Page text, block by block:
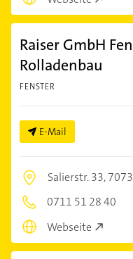
Raiser GmbH
Rolladenbau
FENSTER
E-Mail
Salierstr. 33,
0711 51 28 40
Webseite